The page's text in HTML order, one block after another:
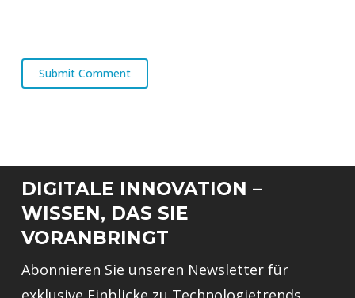
DIGITALE INNOVATION –
WISSEN, DAS SIE
VORANBRINGT
Abonnieren Sie unseren Newsletter für